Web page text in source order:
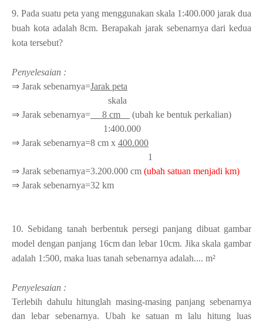
9. Pada suatu peta yang menggunakan skala 1:400.000 jarak dua
buah kota adalah 8cm. Berapakah jarak sebenarnya dari kedua
kota tersebut?
Penyelesaian :
⇒ Jarak sebenarnya=Jarak peta
skala
⇒ Jarak sebenarnya= 8 cm
(ubah ke bentuk perkalian)
1:400.000
⇒ Jarak sebenarnya=8 cm x 400.000
1
⇒ Jarak sebenarnya=3.200.000 cm (ubah satuan menjadi km)
⇒ Jarak sebenarnya=32 km
10. Sebidang tanah berbentuk persegi panjang dibuat gambar
model dengan panjang 16cm dan lebar 10cm. Jika skala gambar
adalah 1:500, maka luas tanah sebenarnya adalah.... m²
Penyelesaian :
Terlebih dahulu hitunglah masing-masing panjang sebenarnya
dan lebar sebenarnya. Ubah ke satuan m lalu hitung luas